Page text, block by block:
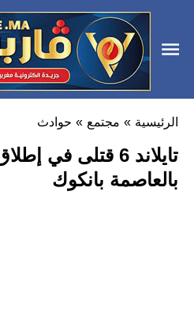
الرئيسية » مجتمع » حوادث
تايلاند 6 قتلى في
بالعاصمة بانكوك